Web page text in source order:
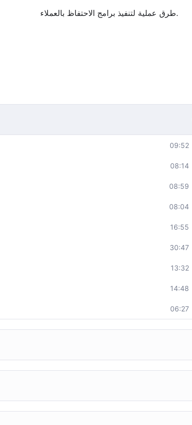
طرق عملية لتنفيذ برامج الاحتفاظ بالعملاء.
09:52
08:14
08:59
08:04
16:55
30:47
13:32
14:48
06:27